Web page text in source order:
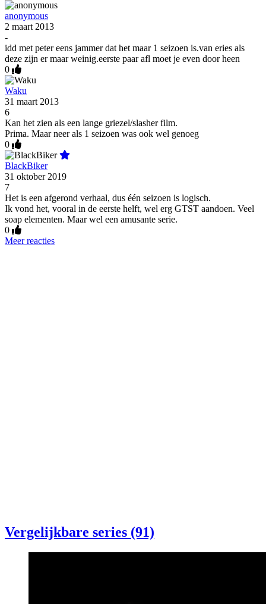
anonymous
2 maart 2013
-
idd met peter eens jammer dat het maar 1 seizoen is.van eries als
deze zijn er maar weinig.eerste paar afl moet je even door heen
0
Waku
31 maart 2013
6
Kan het zien als een lange griezel/slasher film.
Prima. Maar neer als 1 seizoen was ook wel genoeg
0
BlackBiker
31 oktober 2019
7
Het is een afgerond verhaal, dus één seizoen is logisch.
Ik vond het, vooral in de eerste helft, wel erg GTST aandoen. Veel
soap elementen. Maar wel een amusante serie.
0
Meer reacties
Vergelijkbare series (91)